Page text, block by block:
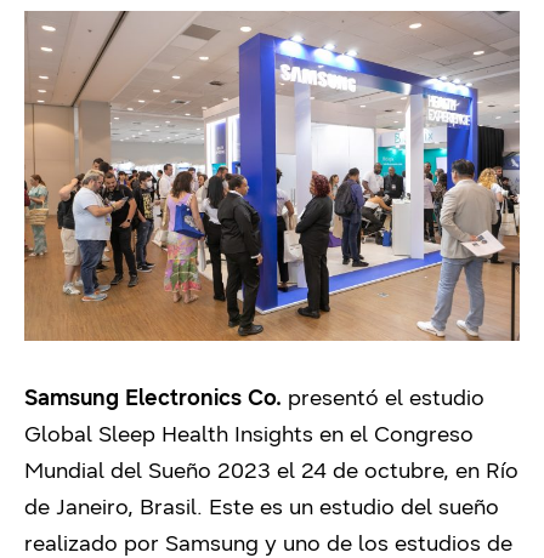
Samsung Electronics Co. presentó el estudio
Global Sleep Health Insights en el Congreso
Mundial del Sueño 2023 el 24 de octubre, en Río
de Janeiro, Brasil. Este es un estudio del sueño
realizado por Samsung y uno de los estudios de